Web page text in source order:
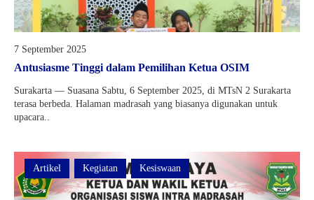
7 September 2025
Antusiasme Tinggi dalam Pemilihan Ketua OSIM
Surakarta — Suasana Sabtu, 6 September 2025, di MTsN 2 Surakarta
terasa berbeda. Halaman madrasah yang biasanya digunakan untuk
upacara..
Artikel Kegiatan Kesiswaan